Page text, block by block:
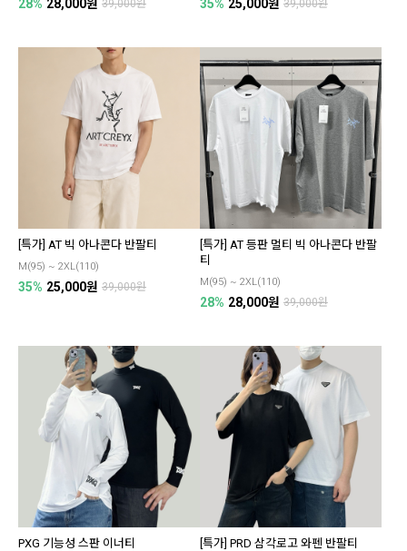
28% 28,000원 39,000원 35% 25,000원 39,000원
[특가] AT 빅 아나콘다 반팔티
M(95) ~ 2XL(110)
35% 25,000원 39,000원
[특가] AT 등판 멀티 빅 아나콘다 반팔
티
M(95) ~ 2XL(110)
28% 28,000원 39,000원
PXG 기능성 스판 이너티 [특가] PRD 삼각로고 와펜 반팔티